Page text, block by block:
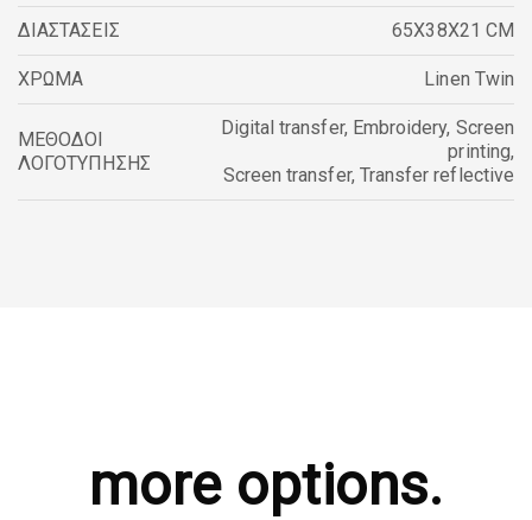
ΔΙΑΣΤΑΣΕΙΣ 65X38X21 CM
ΧΡΩΜΑ Linen Twin
ΜΕΘΟΔΟΙ
ΛΟΓΟΤΥΠΗΣΗΣ
Digital transfer, Embroidery, Screen
printing,
Screen transfer, Transfer reflective
more options.